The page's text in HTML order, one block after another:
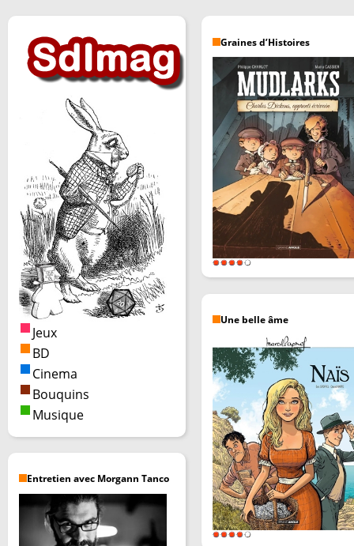
Jeux
BD
Cinema
Bouquins
Musique
Entretien avec Morgann Tanco
Graines d’Histoires
Une belle âme